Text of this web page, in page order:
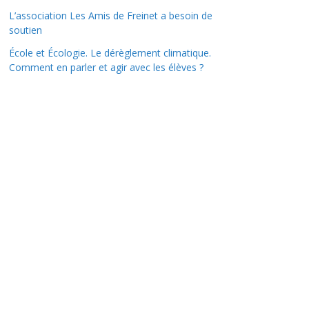
L’association Les Amis de Freinet a besoin de
soutien
École et Écologie. Le dérèglement climatique.
Comment en parler et agir avec les élèves ?